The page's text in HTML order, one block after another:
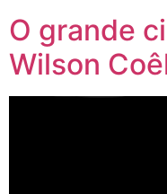
O grande
Wilson